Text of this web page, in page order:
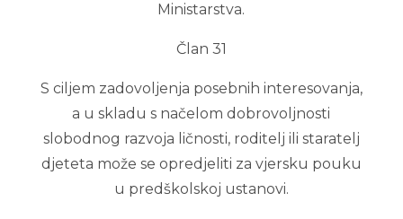
Ministarstva.
Član 31
S ciljem zadovoljenja posebnih interesovanja,
a u skladu s načelom dobrovoljnosti
slobodnog razvoja ličnosti, roditelj ili staratelj
djeteta može se opredjeliti za vjersku pouku
u predškolskoj ustanovi.